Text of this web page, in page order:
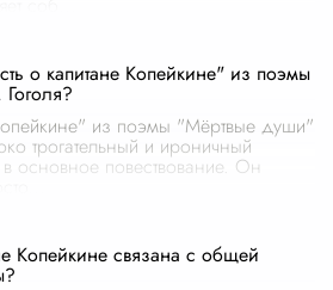
о капитане Копейкине" из поэмы
из поэмы "Мёртвые души"
трогательный и ироничный
основное повествование. Он
Копейкине связана с общей